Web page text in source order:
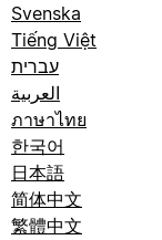
Svenska
Tiếng Việt
עברית
العربية
ภาษาไทย
한국어
日本語
简体中文
繁體中文